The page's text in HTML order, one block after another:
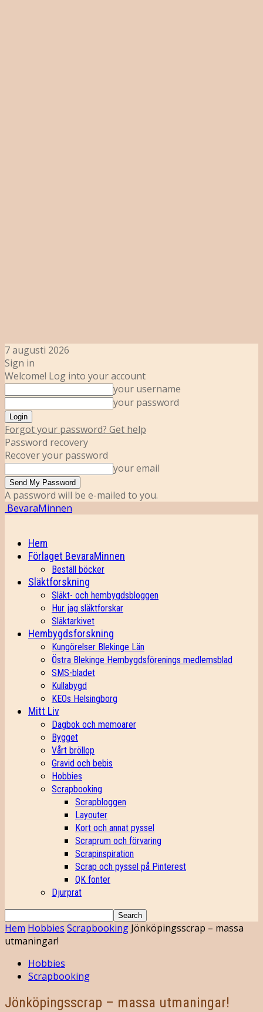
7 augusti 2026
Sign in
Welcome! Log into your account
your username
your password
Forgot your password? Get help
Password recovery
Recover your password
your email
A password will be e-mailed to you.
BevaraMinnen
Hem
Förlaget BevaraMinnen
Beställ böcker
Släktforskning
Släkt- och hembygdsbloggen
Hur jag släktforskar
Släktarkivet
Hembygdsforskning
Kungörelser Blekinge Län
Östra Blekinge Hembygdsförenings medlemsblad
SMS-bladet
Kullabygd
KEOs Helsingborg
Mitt Liv
Dagbok och memoarer
Bygget
Vårt bröllop
Gravid och bebis
Hobbies
Scrapbooking
Scrapbloggen
Layouter
Kort och annat pyssel
Scraprum och förvaring
Scrapinspiration
Scrap och pyssel på Pinterest
QK fonter
Djurprat
Hem Hobbies Scrapbooking Jönköpingsscrap – massa
utmaningar!
Hobbies
Scrapbooking
Jönköpingsscrap – massa utmaningar!